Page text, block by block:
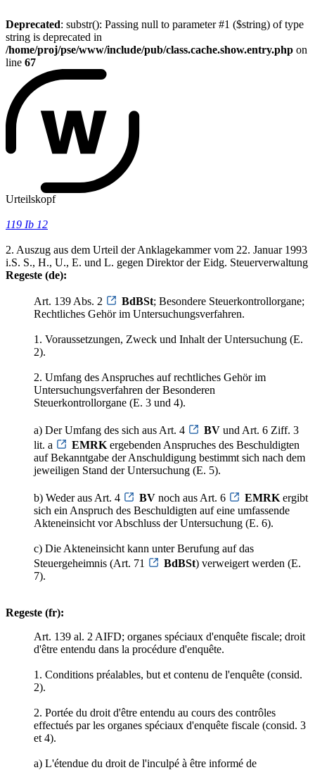
Deprecated: substr(): Passing null to parameter #1 ($string) of type
string is deprecated in
/home/proj/pse/www/include/pub/class.cache.show.entry.php on
line 67
Urteilskopf
119 Ib 12
2. Auszug aus dem Urteil der Anklagekammer vom 22. Januar 1993
i.S. S., H., U., E. und L. gegen Direktor der Eidg. Steuerverwaltung
Regeste (de):
Art. 139 Abs. 2 BdBSt; Besondere Steuerkontrollorgane;
Rechtliches Gehör im Untersuchungsverfahren.
1. Voraussetzungen, Zweck und Inhalt der Untersuchung (E.
2).
2. Umfang des Anspruches auf rechtliches Gehör im
Untersuchungsverfahren der Besonderen
Steuerkontrollorgane (E. 3 und 4).
a) Der Umfang des sich aus Art. 4 BV und Art. 6 Ziff. 3
lit. a
EMRK ergebenden Anspruches des Beschuldigten
auf Bekanntgabe der Anschuldigung bestimmt sich nach dem
jeweiligen Stand der Untersuchung (E. 5).
b) Weder aus Art. 4 BV noch aus Art. 6 EMRK ergibt
sich ein Anspruch des Beschuldigten auf eine umfassende
Akteneinsicht vor Abschluss der Untersuchung (E. 6).
c) Die Akteneinsicht kann unter Berufung auf das
Steuergeheimnis (Art. 71
BdBSt) verweigert werden (E.
7).
Regeste (fr):
Art. 139 al. 2 AIFD; organes spéciaux d'enquête fiscale; droit
d'être entendu dans la procédure d'enquête.
1. Conditions préalables, but et contenu de l'enquête (consid.
2).
2. Portée du droit d'être entendu au cours des contrôles
effectués par les organes spéciaux d'enquête fiscale (consid. 3
et 4).
a) L'étendue du droit de l'inculpé à être informé de